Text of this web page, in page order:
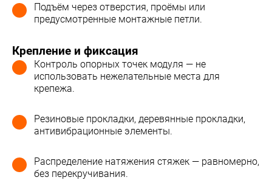
Подъём через отверстия, проёмы или
предусмотренные монтажные петли.
Крепление и фиксация
Контроль опорных точек модуля — не
использовать нежелательные места для
крепежа.
Резиновые прокладки, деревянные прокладки,
антивибрационные элементы.
Распределение натяжения стяжек — равномерно,
без перекручивания.